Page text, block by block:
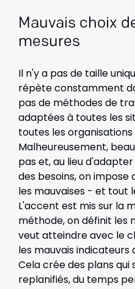
Mauvais choix
mesures
Il n'y a pas de taille
répète constamment
pas de méthodes de
adaptées à toutes les
toutes les
Malheureusement,
pas et, au lieu
des besoins, on
les mauvaises - et tout
L'accent est mis sur la
méthode, on définit les
veut atteindre avec le
les mauvais indicateurs
Cela crée des plans
replanifiés, du temps